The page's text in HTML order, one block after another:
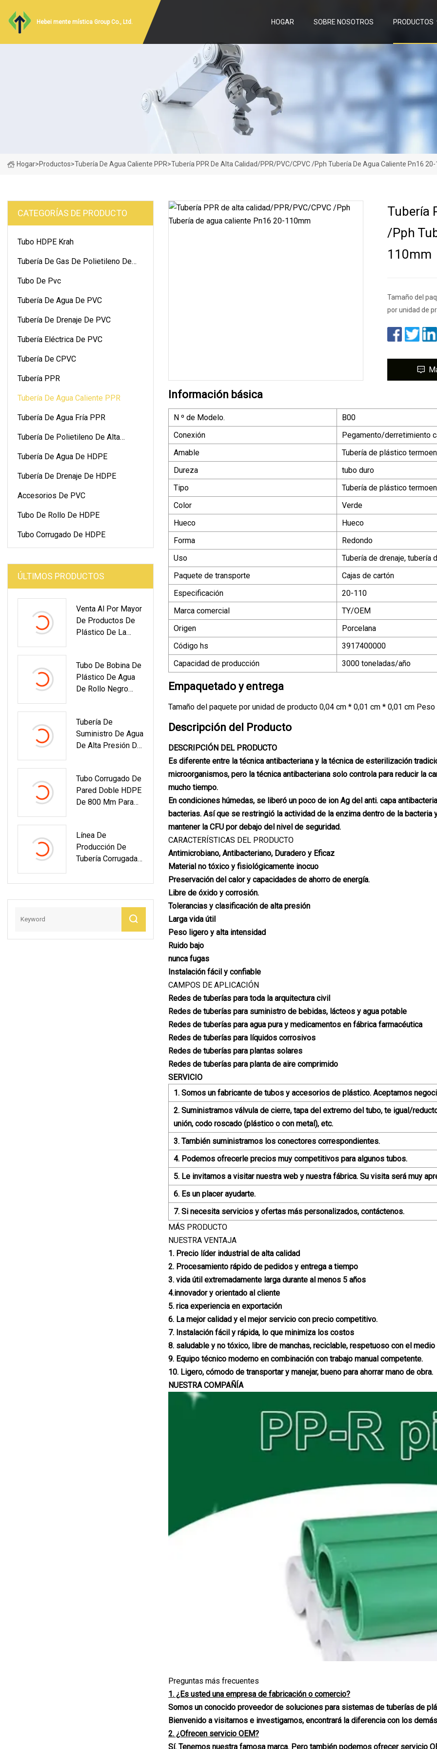
Hebei mente mística Group Co., Ltd. HOGAR SOBRE NOSOTROS PRODUCTOS
Hogar>Productos>Tubería De Agua Caliente PPR>Tubería PPR De Alta Calidad/PPR/PVC/CPVC /Pph Tubería De Agua Caliente Pn16
CATEGORÍAS DE PRODUCTO
Tubo HDPE Krah
Tubería De Gas De Polietileno De
Tubo De Pvc
Tubería De Agua De PVC
Tubería De Drenaje De PVC
Tubería Eléctrica De PVC
Tubería De CPVC
Tubería PPR
Tubería De Agua Caliente PPR
Tubería De Agua Fría PPR
Tubería De Polietileno De Alta
Tubería De Agua De HDPE
Tubería De Drenaje De HDPE
Accesorios De PVC
Tubo De Rollo De HDPE
Tubo Corrugado De HDPE
ÚLTIMOS PRODUCTOS
Venta Al Por Mayor
De Productos De
Plástico De La
Suministro De Agua
Tubo De Bobina De
Plástico De Agua
De Rollo Negro
Tubería De
Suministro De Agua
De Alta Presión De
De PPR Kalde Para
Agua Fría Y
Caliente
Tubo Corrugado De
Pared Doble HDPE
De 800 Mm Para
Por Mayor
Línea De
Producción De
Tubería Corrugada
HDPE
Tubería
/Pph
110mm
Tamaño del
por unidad de
Información básica
N º de Modelo.
B00
Conexión
Pegamento/derretimiento
Amable
Tubería de plástico
Dureza
tubo duro
Tipo
Tubería de plástico
Color
Verde
Hueco
Hueco
Forma
Redondo
Uso
Tubería de drenaje, tubería
Paquete de transporte
Cajas de cartón
Especificación
20-110
Marca comercial
TY/OEM
Origen
Porcelana
Código hs
3917400000
Capacidad de producción
3000 toneladas/año
Empaquetado y entrega
Tamaño del paquete por unidad de producto 0,04 cm * 0,01 cm * 0,01 cm
Descripción del Producto
DESCRIPCIÓN DEL PRODUCTO
Es diferente entre la técnica antibacteriana y la técnica de esterilización
microorganismos, pero la técnica antibacteriana solo controla para reducir la
mucho tiempo.
En condiciones húmedas, se liberó un poco de ion Ag del anti. capa
bacterias. Así que se restringió la actividad de la enzima dentro de la
mantener la CFU por debajo del nivel de seguridad.
CARACTERÍSTICAS DEL PRODUCTO
Antimicrobiano, Antibacteriano, Duradero y Eficaz
Material no tóxico y fisiológicamente inocuo
Preservación del calor y capacidades de ahorro de energía.
Libre de óxido y corrosión.
Tolerancias y clasificación de alta presión
Larga vida útil
Peso ligero y alta intensidad
Ruido bajo
nunca fugas
Instalación fácil y confiable
CAMPOS DE APLICACIÓN
Redes de tuberías para toda la arquitectura civil
Redes de tuberías para suministro de bebidas, lácteos y agua potable
Redes de tuberías para agua pura y medicamentos en fábrica farmacéutica
Redes de tuberías para líquidos corrosivos
Redes de tuberías para plantas solares
Redes de tuberías para planta de aire comprimido
SERVICIO
1. Somos un fabricante de tubos y accesorios de plástico. Aceptamos
2. Suministramos válvula de cierre, tapa del extremo del tubo, te igual/
unión, codo roscado (plástico o con metal), etc.
3. También suministramos los conectores correspondientes.
4. Podemos ofrecerle precios muy competitivos para algunos tubos.
5. Le invitamos a visitar nuestra web y nuestra fábrica. Su visita será muy
6. Es un placer ayudarte.
7. Si necesita servicios y ofertas más personalizados, contáctenos.
MÁS PRODUCTO
NUESTRA VENTAJA
1. Precio líder industrial de alta calidad
2. Procesamiento rápido de pedidos y entrega a tiempo
3. vida útil extremadamente larga durante al menos 5 años
4.innovador y orientado al cliente
5. rica experiencia en exportación
6. La mejor calidad y el mejor servicio con precio competitivo.
7. Instalación fácil y rápida, lo que minimiza los costos
8. saludable y no tóxico, libre de manchas, reciclable, respetuoso con el
9. Equipo técnico moderno en combinación con trabajo manual competente.
10. Ligero, cómodo de transportar y manejar, bueno para ahorrar mano de obra.
NUESTRA COMPAÑÍA
Preguntas más frecuentes
1. ¿Es usted una empresa de fabricación o comercio?
Somos un conocido proveedor de soluciones para sistemas de tuberías de
Bienvenido a visitarnos e investigarnos, encontrará la diferencia con los
2. ¿Ofrecen servicio OEM?
Sí. Tenemos nuestra famosa marca. Pero también podemos ofrecer servicio